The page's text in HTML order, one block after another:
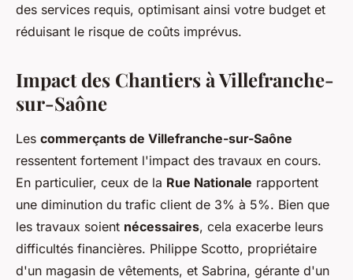
des services requis, optimisant ainsi votre budget et
réduisant le risque de coûts imprévus.
Impact des Chantiers à Villefranche-
sur-Saône
Les commerçants de Villefranche-sur-Saône
ressentent fortement l'impact des travaux en cours.
En particulier, ceux de la Rue Nationale rapportent
une diminution du trafic client de 3% à 5%. Bien que
les travaux soient nécessaires, cela exacerbe leurs
difficultés financières. Philippe Scotto, propriétaire
d'un magasin de vêtements, et Sabrina, gérante d'un